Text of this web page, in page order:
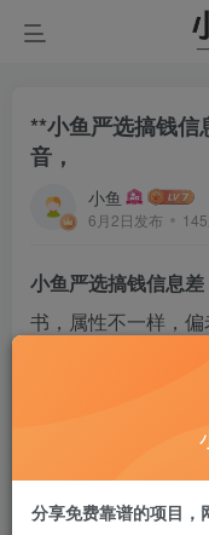
**小鱼严选搞钱信
音，
小鱼
6月2日发布
小鱼严选搞钱信息差
书，属性不一样，
贵，一单就十元，
分享免费靠谱的项目，